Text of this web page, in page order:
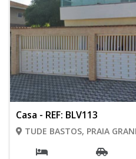
Casa - REF: BLV113
TUDE BASTOS, PRAIA